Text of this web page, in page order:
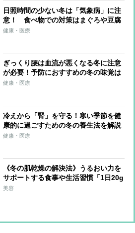
日照時間の少ない冬は「気象病」に注
意！ 食べ物での対策はまぐろや豆腐
【医師解説】
健康・医療
ぎっくり腰は血流が悪くなる冬に注意
が必要！予防におすすめの冬の味覚は
大根や鮭
健康・医療
冷えから「腎」を守る！寒い季節を健
康的に過ごすための冬の養生法を解説
健康・医療
《冬の肌乾燥の解決法》うるおい力を
サポートする食事や生活習慣「1日20g
の油脂を」「外出時はマスクで保湿」
美容